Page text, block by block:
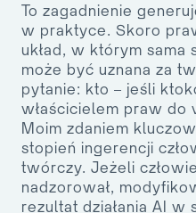
To zagadnienie
w praktyce. Skoro
układ, w którym sama
może być uznana za
pytanie: kto – jeśli
właścicielem praw do
Moim zdaniem
stopień ingerencji
twórczy. Jeżeli
nadzorował,
rezultat działania AI w